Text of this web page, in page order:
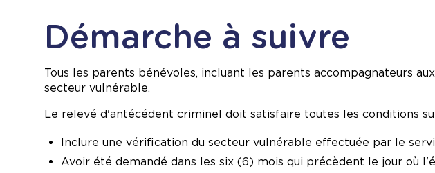
Démarche à suivre
Tous les parents bénévoles, incluant les parents accompagnateurs
secteur vulnérable.
Le relevé d'antécédent criminel doit satisfaire toutes les conditions
Inclure une vérification du secteur vulnérable effectuée par le
Avoir été demandé dans les six (6) mois qui précèdent le jour où